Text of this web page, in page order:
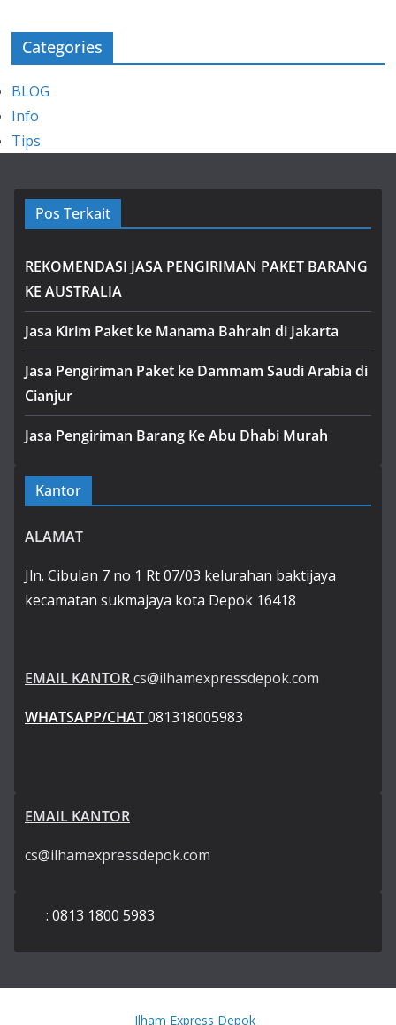
Categories
BLOG
Info
Tips
Pos Terkait
REKOMENDASI JASA PENGIRIMAN PAKET BARANG
KE AUSTRALIA
Jasa Kirim Paket ke Manama Bahrain di Jakarta
Jasa Pengiriman Paket ke Dammam Saudi Arabia di
Cianjur
Jasa Pengiriman Barang Ke Abu Dhabi Murah
Kantor
ALAMAT
Jln. Cibulan 7 no 1 Rt 07/03 kelurahan baktijaya
kecamatan sukmajaya kota Depok 16418
EMAIL KANTORcs@ilhamexpressdepok.com
WHATSAPP/CHAT081318005983
EMAIL KANTOR
cs@ilhamexpressdepok.com
: 0813 1800 5983
Ilham Express Depok